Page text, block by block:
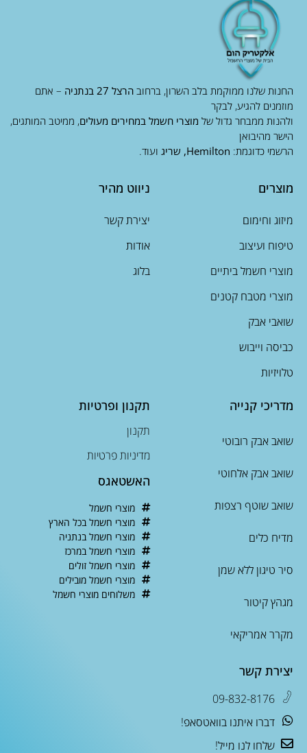
החנות שלנו ממוקמת בלב השרון, ברחוב הרצל 27 בנתניה
– אתם
מוזמנים להגיע, לבקר
ולהנות ממבחר גדול של מוצרי חשמל במחירים מעולים, ממיטב המותגים,
הישר מהיבואן
הרשמי כדוגמת: Hemilton, שריג ועוד.
מוצרים
מיזוג וחימום
טיפוח ועיצוב
מוצרי חשמל ביתיים
מוצרי מטבח קטנים
שואבי אבק
כביסה וייבוש
טלויזיות
ניווט מהיר
יצירת קשר
אודות
בלוג
מדריכי קנייה
שואב אבק רובוטי
שואב אבק אלחוטי
שואב שוטף רצפות
מדיח כלים
סיר טיגון ללא שמן
מגהץ קיטור
מקרר אמריקאי
תקנון ופרטיות
תקנון
מדיניות פרטיות
האשטאגס
מוצרי חשמל
מוצרי חשמל בכל הארץ
מוצרי חשמל בנתניה
מוצרי חשמל במרכז
מוצרי חשמל זולים
מוצרי חשמל מובילים
משלוחים מוצרי חשמל
יצירת קשר
09-832-8176
דברו איתנו בוואטסאפ!
שלחו לנו מייל!